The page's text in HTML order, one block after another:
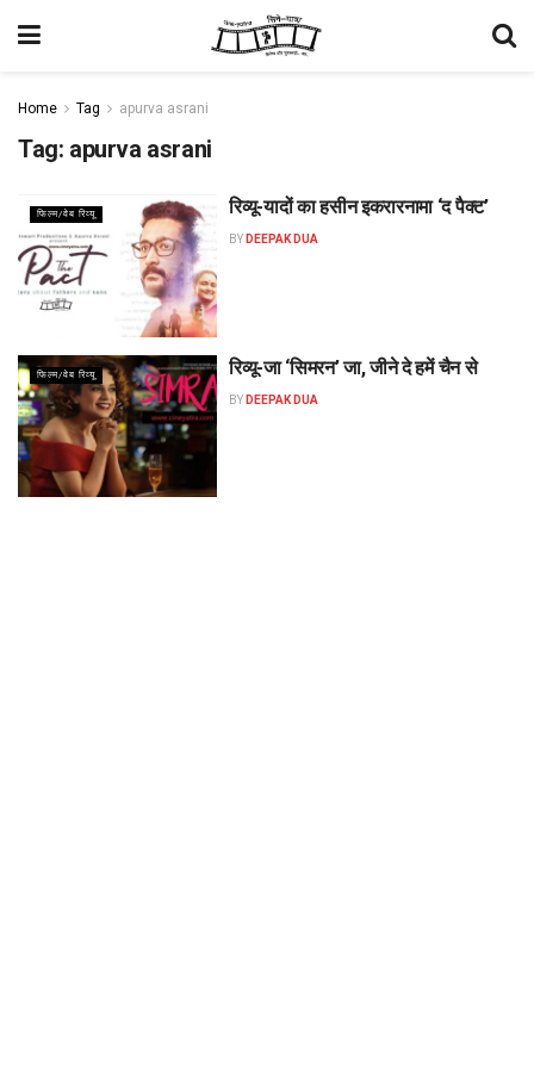
Home Tag apurva asrani
Tag: apurva asrani
फिल्म/वेब रिव्यू रिव्यू-यादों का हसीन इकरारनामा ‘द पैक्ट’
BY DEEPAK DUA
फिल्म/वेब रिव्यू रिव्यू-जा ‘सिमरन’ जा, जीने दे हमें चैन से
BY DEEPAK DUA